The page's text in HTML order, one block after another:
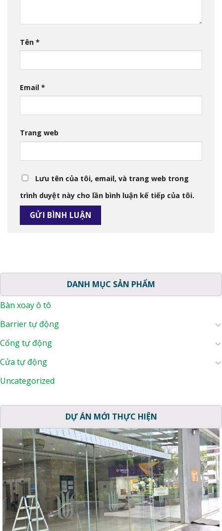
Tên *
Email *
Trang web
Lưu tên của tôi, email, và trang web trong
trình duyệt này cho lần bình luận kế tiếp của tôi.
DANH MỤC SẢN PHẨM
Bàn xoay ô tô
Barrier tự động
Cổng tự động
Cửa tự động
Uncategorized
DỰ ÁN MỚI THỰC HIỆN